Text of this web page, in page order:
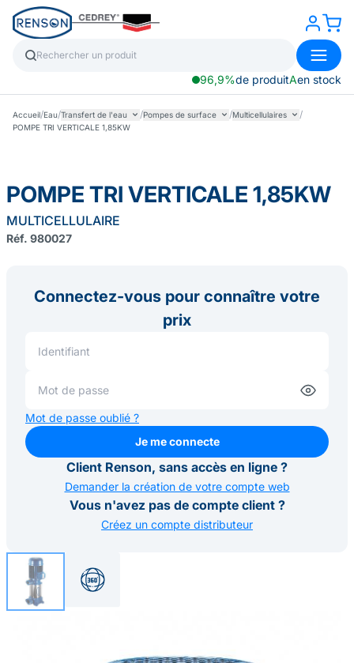
96,9%de produitAen stock
Accueil/Eau/Transfert de l'eau /Pompes de surface /Multicellulaires /
POMPE TRI VERTICALE 1,85KW
POMPE TRI VERTICALE 1,85KW
MULTICELLULAIRE
Réf. 980027
Connectez-vous pour connaître votre
prix
Mot de passe oublié ?
Je me connecte
Je me connecte
Client Renson, sans accès en ligne ?
Demander la création de votre compte web
Vous n'avez pas de compte client ?
Créez un compte distributeur